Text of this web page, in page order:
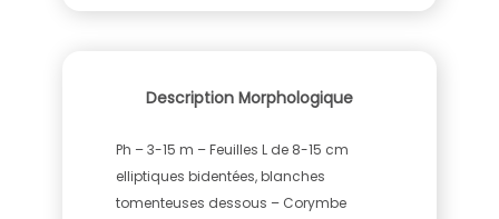
Description Morphologique
Ph – 3-15 m – Feuilles L de 8-15 cm
elliptiques bidentées, blanches
tomenteuses dessous – Corymbe